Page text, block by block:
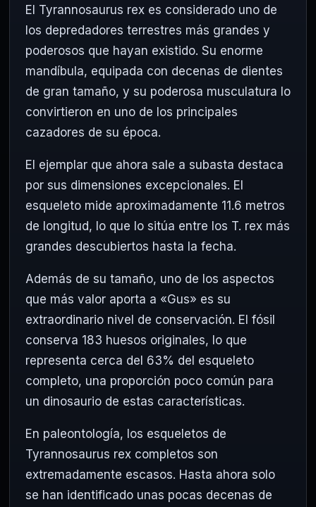
El Tyrannosaurus rex es considerado uno de
los depredadores terrestres más grandes y
poderosos que hayan existido. Su enorme
mandíbula, equipada con decenas de dientes
de gran tamaño, y su poderosa musculatura lo
convirtieron en uno de los principales
cazadores de su época.
El ejemplar que ahora sale a subasta destaca
por sus dimensiones excepcionales. El
esqueleto mide aproximadamente 11.6 metros
de longitud, lo que lo sitúa entre los T. rex más
grandes descubiertos hasta la fecha.
Además de su tamaño, uno de los aspectos
que más valor aporta a «Gus» es su
extraordinario nivel de conservación. El fósil
conserva 183 huesos originales, lo que
representa cerca del 63% del esqueleto
completo, una proporción poco común para
un dinosaurio de estas características.
En paleontología, los esqueletos de
Tyrannosaurus rex completos son
extremadamente escasos. Hasta ahora solo
se han identificado unas pocas decenas de